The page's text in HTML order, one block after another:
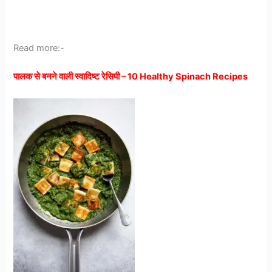
Read more:-
पालक से बनने वाली स्वादिष्ट रेसिपी – 10 Healthy Spinach Recipes